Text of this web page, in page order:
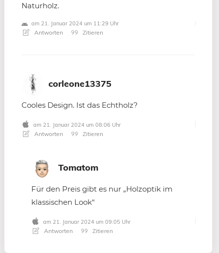
Naturholz.
am 21. Januar 2024 um 11:29 Uhr
Antworten Zitieren
corleone13375
Cooles Design. Ist das Echtholz?
am 21. Januar 2024 um 08:06 Uhr
Antworten Zitieren
Tomatom
Für den Preis gibt es nur „Holzoptik im
klassischen Look“
am 21. Januar 2024 um 09:05 Uhr
Antworten Zitieren